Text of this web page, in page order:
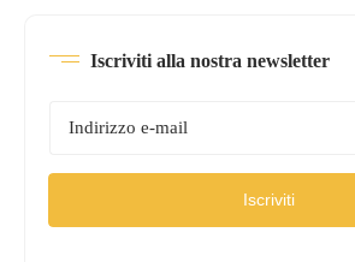
Iscriviti alla nostra newsletter
Iscriviti